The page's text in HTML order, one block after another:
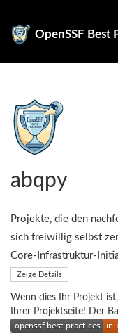
OpenSSF Best
abqpy
Projekte, die den
sich freiwillig selbst
Core-Infrastruktur-
Zeige Details
Wenn dies Ihr Projekt
Ihrer Projektseite! Der